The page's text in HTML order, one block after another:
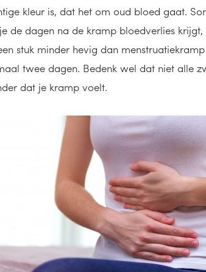
kleur is, dat het om oud bloed gaat.
de dagen na de kramp bloedverlies
stuk minder hevig dan
twee dagen. Bedenk wel dat niet alle
dat je kramp voelt.